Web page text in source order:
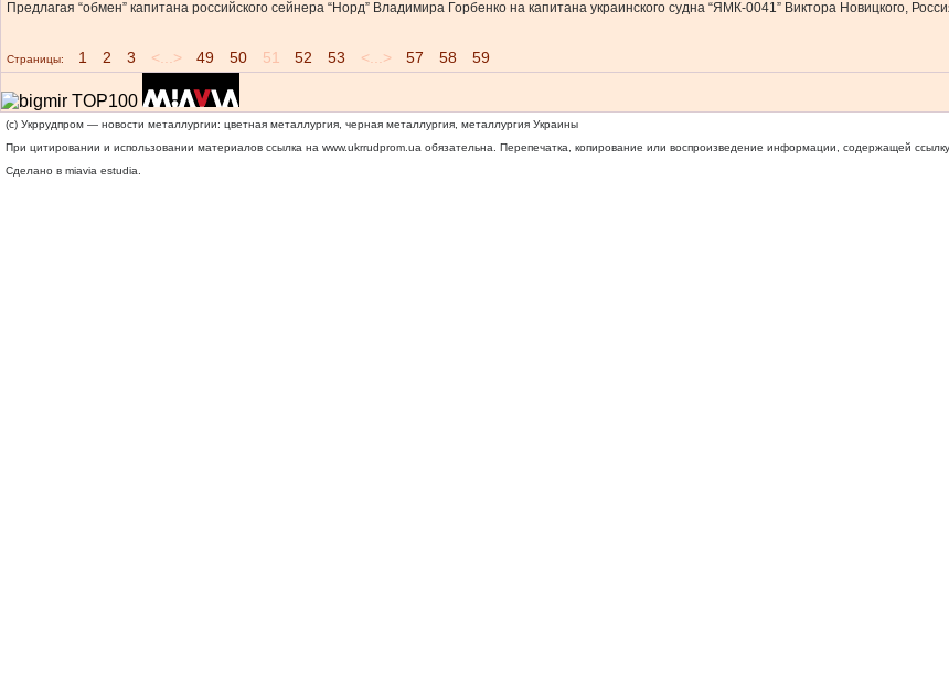
Предлагая “обмен” капитана российского сейнера “Норд” Владимира Горбенко на капитана украинского судна “ЯМК-0041” Виктора Новицкого,
Страницы: 1 2 3 <...> 49 50 51 52 53 <...> 57 58 59
(c) Укррудпром — новости металлургии: цветная металлургия, черная металлургия, металлургия Украины
При цитировании и использовании материалов ссылка на www.ukrrudprom.ua обязательна. Перепечатка, копирование или воспроизведение информации, содержащей
Сделано в miavia estudia.